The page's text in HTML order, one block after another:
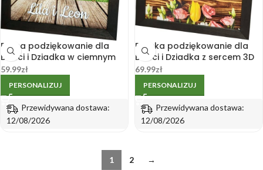
Rama podziękowanie dla
Babci i Dziadka w ciemnym
brązie z kolorowym plakatem
59.99zł
PERSONALIZUJ
Przewidywana dostawa:
12/08/2026
Ramka podziękowanie dla
Babci i Dziadka z sercem 3D
w kolorze złotego lustra
69.99zł
PERSONALIZUJ
Przewidywana dostawa:
12/08/2026
1 2 →